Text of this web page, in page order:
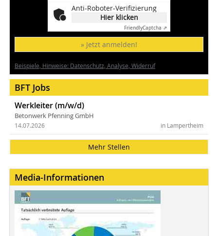
Anti-Roboter-Verifizierung
Hier klicken
FriendlyCaptcha ⇗
» Jetzt anmelden!
Beispiele, Hinweise: Datenschutz, Analyse, Widerruf
BFT Jobs
Werkleiter (m/w/d)
Betonwerk Pfenning GmbH
in Lampertheim
14.07.2026
Mehr Stellen
Media-Informationen